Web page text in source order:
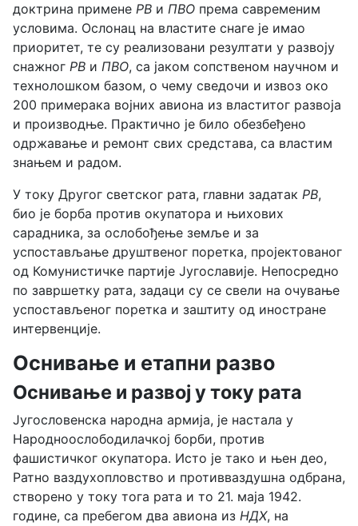
доктрина примене РВ и ПВО према савременим
условима. Ослонац на властите снаге је имао
приоритет, те су реализовани резултати у развоју
снажног РВ и ПВО, са јаком сопственом научном и
технолошком базом, о чему сведочи и извоз око
200 примерака војних авиона из властитог развоја
и производње. Практично је било обезбеђено
одржавање и ремонт свих средстава, са властим
знањем и радом.
У току Другог светског рата, главни задатак РВ,
био је борба против окупатора и њихових
сарадника, за ослобођење земље и за
успостављање друштвеног поретка, пројектованог
од Комунистичке партије Југославије. Непосредно
по завршетку рата, задаци су се свели на очување
успостављеног поретка и заштиту од иностране
интервенције.
Оснивање и етапни разво
Оснивање и развој у току рата
Југословенска народна армија, је настала у
Народноослободилачкој борби, против
фашистичког окупатора. Исто је тако и њен део,
Ратно ваздухопловство и противваздушна одбрана,
створено у току тога рата и то 21. маја 1942.
године, са пребегом два авиона из НДХ, на